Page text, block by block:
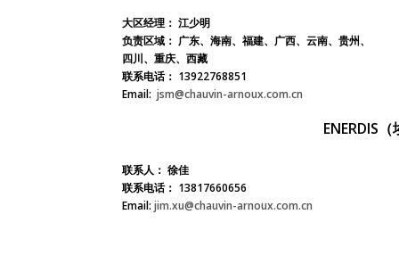
大区经理： 江少明
负责区域： 广东、海南、福建、广西、云南、贵州、
四川、重庆、西藏
联系电话： 13922768851
Email: jsm@chauvin-arnoux.com.cn
ENERDIS
联系人： 徐佳
联系电话： 13817660656
Email: jim.xu@chauvin-arnoux.com.cn